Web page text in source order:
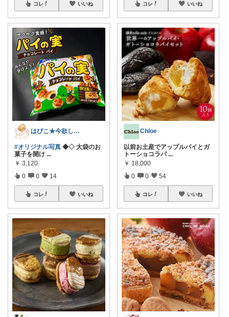
コレ いいね
はぴこ★今欲しい厳選アイテム
#オリジナル写真 ◆◇ 大袋のお
菓子を開け ...
￥ 3,120
0 0 14
コレ いいね
コレ いいね
Chloe
以前お土産でアップルパイとガ
トーショコラパ ...
￥ 18,000
0 0 54
コレ いいね